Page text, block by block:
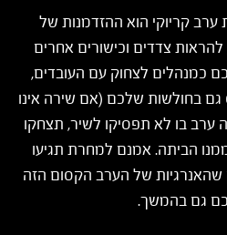
ערב קריוקי הוא ההזדמנות של
צדדים וכישורים אחרים
כמנהלים לצחוק עם העובדים,
בחולשות שלכם (אם שירה אינו
ערב בו לא תפסיקו לשיר, תצחקו
הביתה. אמנם למחרת תגיעו
שהאנרגיות של הערב הקסום הזה
גם בהמשך.